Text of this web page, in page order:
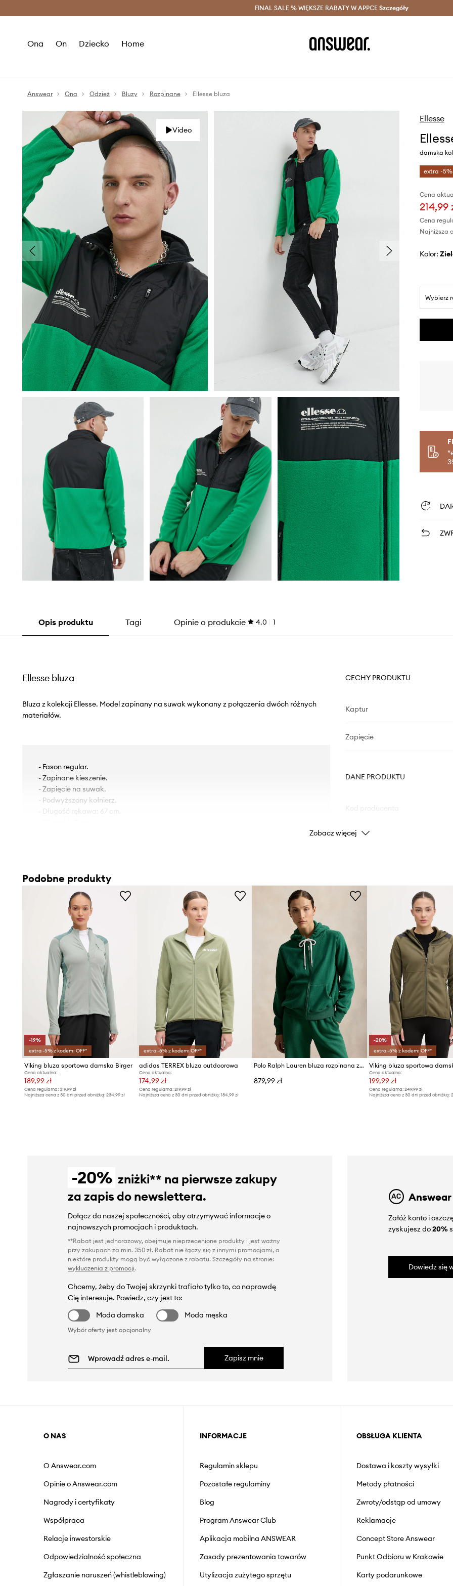
Oszczędzaj z Answear Club > Dostawa nawet w 24h >
FINAL SALE % WIĘKSZE RABATY W APPCE Szczegóły
Ona On Dziecko Home
Answear Ona Odzież Bluzy Rozpinane Ellesse bluza
Video
Ellesse
damska
extra -5%
Cena
214,99
Cena
Najniższa
Kolor:
Wybierz
Opis produktu Tagi Opinie o produkcie 4.0 1
Ellesse bluza
Bluza z kolekcji Ellesse. Model zapinany na suwak wykonany z połączenia dwóch różnych
materiałów.
- Fason regular.
- Zapinane kieszenie.
- Zapięcie na suwak.
- Podwyższony kołnierz.
- Długość rękawa: 67 cm.
CECHY PRODUKTU
Kaptur
Zapięcie
DANE PRODUKTU
Kolor
Producent
Zobacz więcej
Podobne produkty
-19%
extra -5% z kodem: OFF*
Viking bluza sportowa damska Birger
Cena aktualna:
189,99 zł
Cena regularna: 319,99 zł
Najniższa cena z 30 dni przed obniżką: 234,99 zł
extra -5% z kodem: OFF*
adidas TERREX bluza outdoorowa
Cena aktualna:
174,99 zł
Cena regularna:219,99 zł
Najniższa cena z 30 dni przed obniżką:184,99 zł
Polo Ralph Lauren bluza rozpinana z kapturem damska z bawełną
879,99 zł
-20%
extra -5% z kodem: OFF*
Cena aktualna:
199,99 zł
Cena regularna: 249,99 zł
Najniższa cena z 30 dni przed obniżką:
-20% zniżki** na pierwsze zakupy
za zapis do newslettera.
Dołącz do naszej społeczności, aby otrzymywać informacje o
najnowszych promocjach i produktach.
**Rabat jest jednorazowy, obejmuje nieprzecenione produkty i jest ważny
przy zakupach za min. 350 zł. Rabat nie łączy się z innymi promocjami, a
niektóre produkty mogą być wyłączone z rabatu. Szczegóły na stronie:
wykluczenia z promocji.
Chcemy, żeby do Twojej skrzynki trafiało tylko to, co naprawdę
Cię interesuje. Powiedz, czy jest to:
Moda damska
Moda męska
Wybór oferty jest opcjonalny
Zapisz mnie
Załóż konto i
zyskujesz do20%
Dowiedz się
O NAS
O Answear.com
Opinie o Answear.com
Nagrody i certyfikaty
Współpraca
Relacje inwestorskie
Odpowiedzialność społeczna
Zgłaszanie naruszeń (whistleblowing)
INFORMACJE
Regulamin sklepu
Pozostałe regulaminy
Blog
Program Answear Club
Aplikacja mobilna ANSWEAR
Zasady prezentowania towarów
Utylizacja zużytego sprzętu
OBSŁUGA KLIENTA
Dostawa i koszty wysyłki
Metody płatności
Zwroty/odstąp od umowy
Reklamacje
Concept Store Answear
Punkt Odbioru w Krakowie
Karty podarunkowe